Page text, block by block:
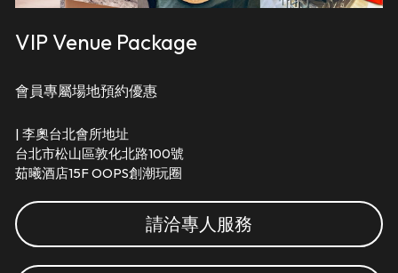
包場服務
新竹藝術博覽會
三一馬術莊園
渡假餐飲
禮遇通關
時尚精品
國際超模大賽
VIP Venue Package
會員專屬場地預約優惠
| 李奧台北會所地址
台北市松山區敦化北路100號
茹曦酒店15F OOPS創潮玩圈
請洽專人服務